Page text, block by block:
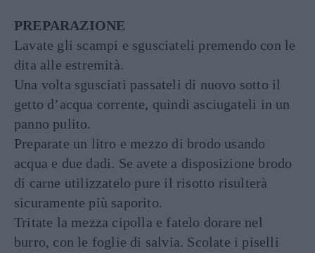
PREPARAZIONE
Lavate gli scampi e sgusciateli premendo con le
dita alle estremità.
Una volta sgusciati passateli di nuovo sotto il
getto d’acqua corrente, quindi asciugateli in un
panno pulito.
Preparate un litro e mezzo di brodo usando
acqua e due dadi. Se avete a disposizione brodo
di carne utilizzatelo pure il risotto risulterà
sicuramente più saporito.
Tritate la mezza cipolla e fatelo dorare nel
burro, con le foglie di salvia. Scolate i piselli